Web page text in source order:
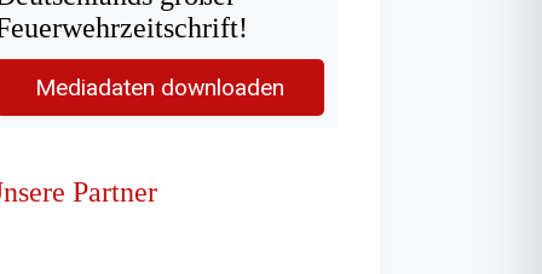
Mediadaten downloaden
Partner